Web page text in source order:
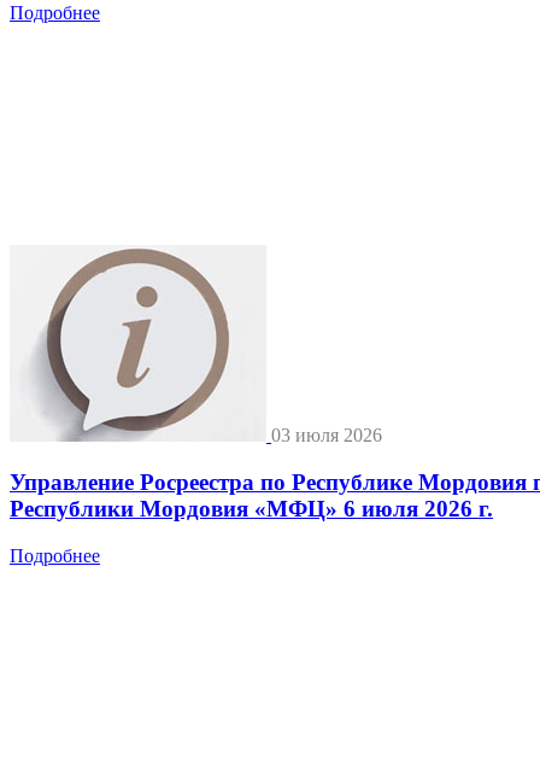
Подробнее
03 июля 2026
Управление Росреестра по Республике
Республики Мордовия «МФЦ» 6 июля 2026 г.
Подробнее